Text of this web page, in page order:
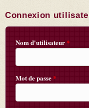
Connexion
Nom d'utilisateur*
Mot de passe*